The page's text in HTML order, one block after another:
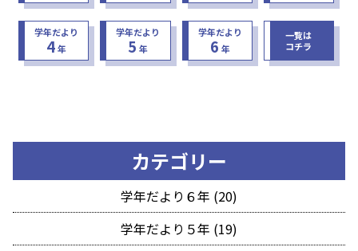
学年だより
4年
学年だより
5 年
学年だより
6 年
一覧は
コチラ
カテゴリー
学年だより６年 (20)
学年だより５年 (19)